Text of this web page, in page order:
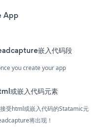
App
嵌入代码段
you create your app
或嵌入代码元素
受html或嵌入代码的Statamic元
将出现！